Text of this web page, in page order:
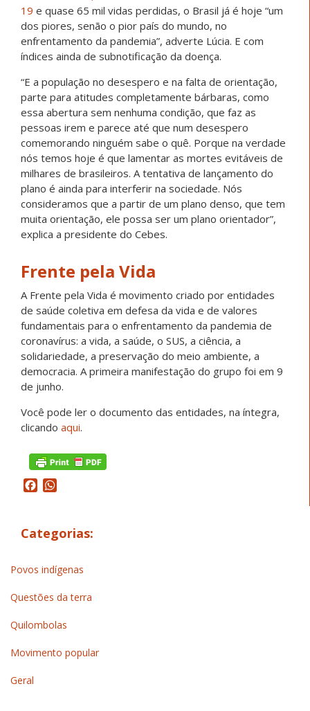
19 e quase 65 mil vidas perdidas, o Brasil já é hoje “um
dos piores, senão o pior país do mundo, no
enfrentamento da pandemia”, adverte Lúcia. E com
índices ainda de subnotificação da doença.
“E a população no desespero e na falta de orientação,
parte para atitudes completamente bárbaras, como
essa abertura sem nenhuma condição, que faz as
pessoas irem e parece até que num desespero
comemorando ninguém sabe o quê. Porque na verdade
nós temos hoje é que lamentar as mortes evitáveis de
milhares de brasileiros. A tentativa de lançamento do
plano é ainda para interferir na sociedade. Nós
consideramos que a partir de um plano denso, que tem
muita orientação, ele possa ser um plano orientador”,
explica a presidente do Cebes.
Frente pela Vida
A Frente pela Vida é movimento criado por entidades
de saúde coletiva em defesa da vida e de valores
fundamentais para o enfrentamento da pandemia de
coronavírus: a vida, a saúde, o SUS, a ciência, a
solidariedade, a preservação do meio ambiente, a
democracia. A primeira manifestação do grupo foi em 9
de junho.
Você pode ler o documento das entidades, na íntegra,
clicando aqui.
Facebook
Categorias:
Povos indígenas
Questões da terra
Quilombolas
Movimento popular
Geral